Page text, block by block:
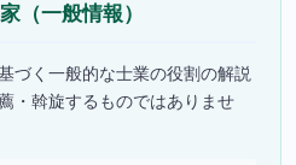
（一般情報）
づく一般的な士業の役割の解説
・斡旋するものではありませ